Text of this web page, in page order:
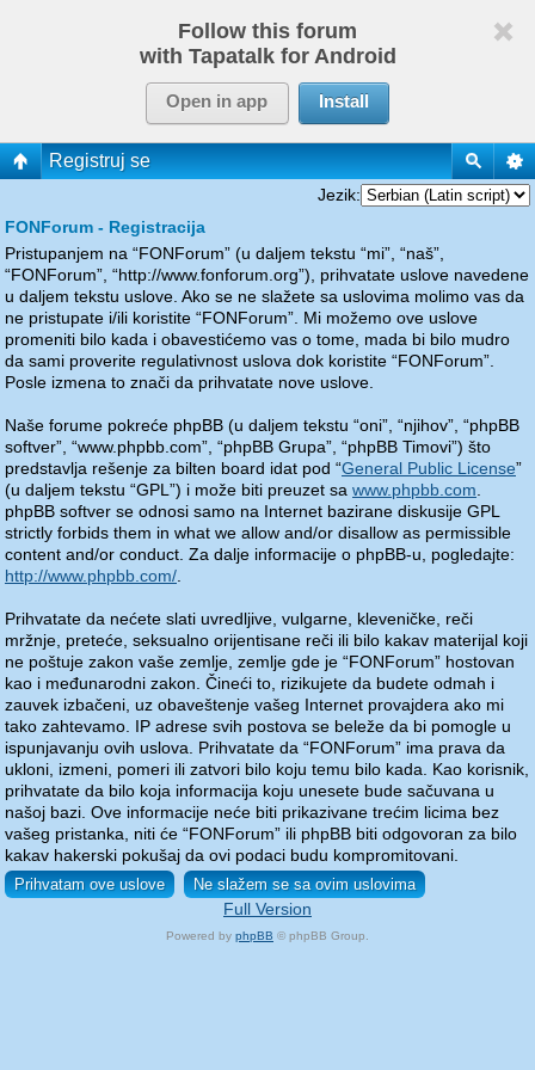
Follow this forum
with Tapatalk for Android
Open in app Install
Registruj se
Jezik:
FONForum - Registracija
Pristupanjem na “FONForum” (u daljem tekstu “mi”, “naš”,
“FONForum”, “http://www.fonforum.org”), prihvatate uslove navedene
u daljem tekstu uslove. Ako se ne slažete sa uslovima molimo vas da
ne pristupate i/ili koristite “FONForum”. Mi možemo ove uslove
promeniti bilo kada i obavestićemo vas o tome, mada bi bilo mudro
da sami proverite regulativnost uslova dok koristite “FONForum”.
Posle izmena to znači da prihvatate nove uslove.
Naše forume pokreće phpBB (u daljem tekstu “oni”, “njihov”, “phpBB
softver”, “www.phpbb.com”, “phpBB Grupa”, “phpBB Timovi”) što
predstavlja rešenje za bilten board idat pod “General Public License”
(u daljem tekstu “GPL”) i može biti preuzet sa www.phpbb.com
phpBB softver se odnosi samo na Internet bazirane diskusije GPL
strictly forbids them in what we allow and/or disallow as permissible
content and/or conduct. Za dalje informacije o phpBB-u, pogledajte:
http://www.phpbb.com/
Prihvatate da nećete slati uvredljive, vulgarne, kleveničke, reči
mržnje, preteće, seksualno orijentisane reči ili bilo kakav materijal koji
ne poštuje zakon vaše zemlje, zemlje gde je “FONForum” hostovan
kao i međunarodni zakon. Čineći to, rizikujete da budete odmah i
zauvek izbačeni, uz obaveštenje vašeg Internet provajdera ako mi
tako zahtevamo. IP adrese svih postova se beleže da bi pomogle u
ispunjavanju ovih uslova. Prihvatate da “FONForum” ima prava da
ukloni, izmeni, pomeri ili zatvori bilo koju temu bilo kada. Kao korisnik,
prihvatate da bilo koja informacija koju unesete bude sačuvana u
našoj bazi. Ove informacije neće biti prikazivane trećim licima bez
vašeg pristanka, niti će “FONForum” ili phpBB biti odgovoran za bilo
kakav hakerski pokušaj da ovi podaci budu kompromitovani.
Full Version
Powered by phpBB © phpBB Group.